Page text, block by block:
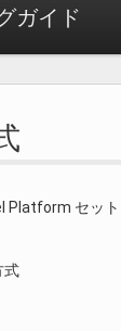
ガイド
Platform セッ
式